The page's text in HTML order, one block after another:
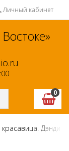
Личный кабинет
0
Дэнди